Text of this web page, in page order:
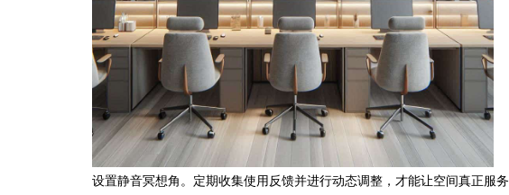
设置静音冥想角。定期收集使用反馈并进行动态调整，才能让空间真正服务